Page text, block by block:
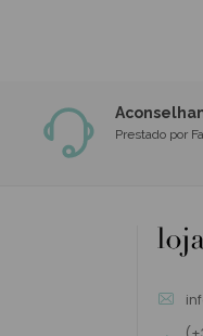
Prestado por